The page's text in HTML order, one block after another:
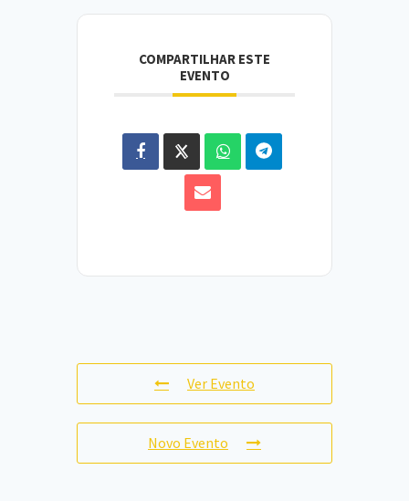
COMPARTILHAR ESTE
EVENTO
Ver Evento
Novo Evento